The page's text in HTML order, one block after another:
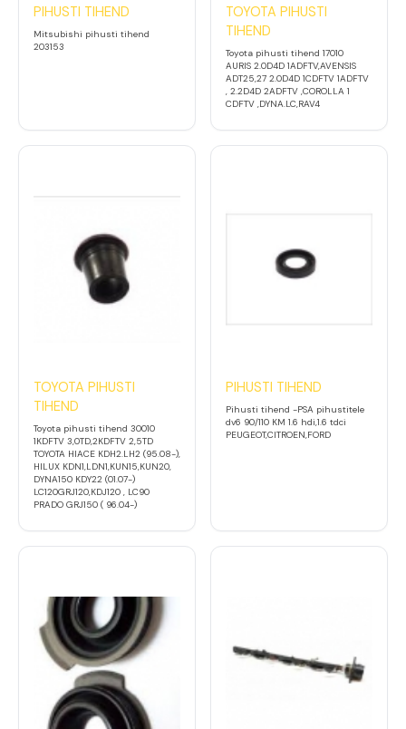
PIHUSTI TIHEND
Mitsubishi pihusti tihend
203153
TOYOTA PIHUSTI
TIHEND
Toyota pihusti tihend 17010
AURIS 2.0D4D 1ADFTV,AVENSIS
ADT25,27 2.0D4D 1CDFTV 1ADFTV
, 2.2D4D 2ADFTV ,COROLLA 1
CDFTV ,DYNA.LC,RAV4
TOYOTA PIHUSTI
TIHEND
Toyota pihusti tihend 30010
1KDFTV 3,0TD,2KDFTV 2,5TD
TOYOTA HIACE KDH2.LH2 (95.08-),
HILUX KDN1,LDN1,KUN15,KUN20,
DYNA150 KDY22 (01.07-)
LC120GRJ120,KDJ120 , LC90
PRADO GRJ150 ( 96.04-)
PIHUSTI TIHEND
Pihusti tihend -PSA pihustitele
dv6 90/110 KM 1.6 hdi,1.6 tdci
PEUGEOT,CITROEN,FORD